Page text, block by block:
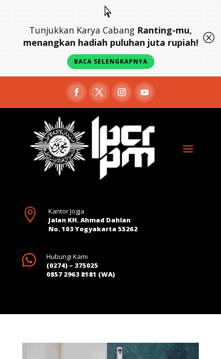

Tunjukkan Karya Cabang Ranting-mu,
menangkan hadiah puluhan juta rupiah!
BACA SELENGKAPNYA
Q

Kantor Jogja
Jalan KH. Ahmad Dahlan
No. 103 Yogyakarta 55262

Hubungi Kami
(0274) – 375025
0857 2963 8181 (WA)